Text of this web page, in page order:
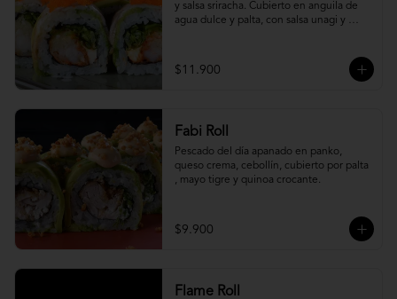
y salsa sriracha. Cubierto en anguila de
agua dulce y palta, con salsa unagi y
$11.900
Fabi Roll
Pescado del día apanado en panko,
queso crema, cebollín, cubierto por palta
, mayo tigre y quinoa crocante.
$9.900
Flame Roll